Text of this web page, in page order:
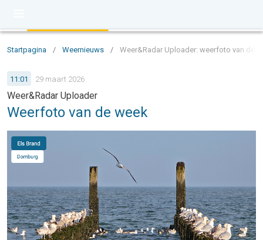
Startpagina / Weernieuws / Weer&Radar Uploader: weerfoto van de
11:01 29 maart 2026
Weer&Radar Uploader
Weerfoto van de week